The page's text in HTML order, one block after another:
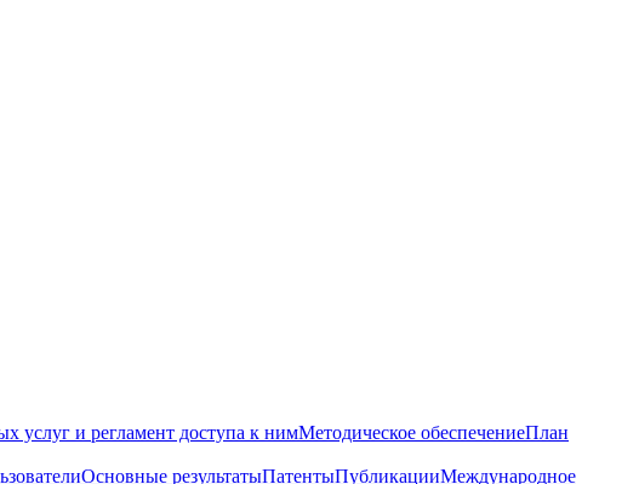
услуг и регламент доступа к нимМетодическое обеспечениеПлан
Основные результатыПатентыПубликацииМеждународное